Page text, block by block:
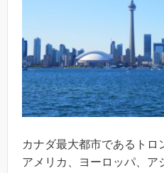
カナダ最大都市であるトロ
アメリカ、ヨーロッパ、ア